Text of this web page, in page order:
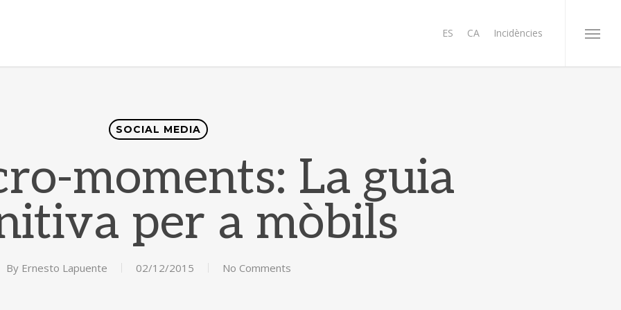
ES CA Incidències Menu
SOCIAL MEDIA
moments: La guia
per a mòbils
By Ernesto Lapuente 02/12/2015 No Comments